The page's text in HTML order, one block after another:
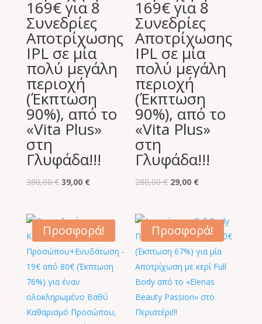
169€ για 8
Συνεδρίες
Αποτρίχωσης
IPL σε μία
πολύ μεγάλη
περιοχή
(Έκπτωση
90%), από το
«Vita Plus»
στη
Γλυφάδα!!!
380,00€ Original
380,00 €.
39,00 €Η
είναι:
39,00 €.
169€ για 8
Συνεδρίες
Αποτρίχωσης
IPL σε μία
πολύ μεγάλη
περιοχή
(Έκπτωση
90%), από το
«Vita Plus»
στη
Γλυφάδα!!!
280,00€ Original
280,00 €.
29,00 €
είναι:
29,00 €.
Προσφορά! Προσφορά!